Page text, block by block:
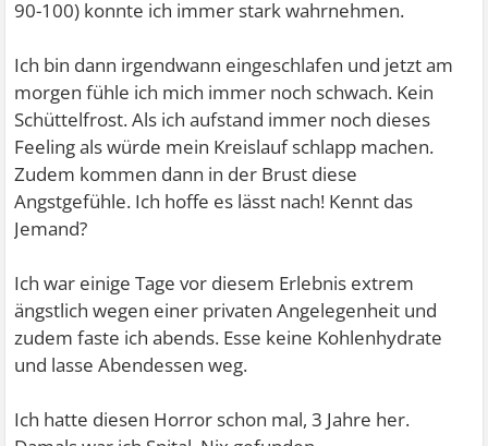
90-100) konnte ich immer stark wahrnehmen.
Ich bin dann irgendwann eingeschlafen und jetzt am
morgen fühle ich mich immer noch schwach. Kein
Schüttelfrost. Als ich aufstand immer noch dieses
Feeling als würde mein Kreislauf schlapp machen.
Zudem kommen dann in der Brust diese
Angstgefühle. Ich hoffe es lässt nach! Kennt das
Jemand?
Ich war einige Tage vor diesem Erlebnis extrem
ängstlich wegen einer privaten Angelegenheit und
zudem faste ich abends. Esse keine Kohlenhydrate
und lasse Abendessen weg.
Ich hatte diesen Horror schon mal, 3 Jahre her.